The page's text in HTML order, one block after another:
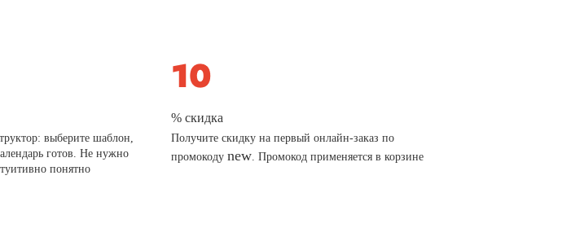
выберите шаблон,
готов. Не нужно
понятно
% скидка
Получите скидку на первый онлайн-заказ по
промокоду new. Промокод применяется в корзине